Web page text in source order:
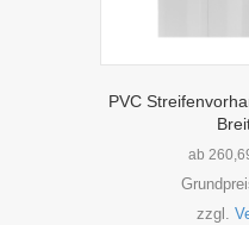
PVC
ab
zzgl.